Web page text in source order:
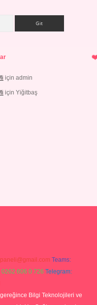
için admin
için Yiğitbaş
Teams:
0262 606 0 726 Telegram:
Bilgi Teknolojileri ve